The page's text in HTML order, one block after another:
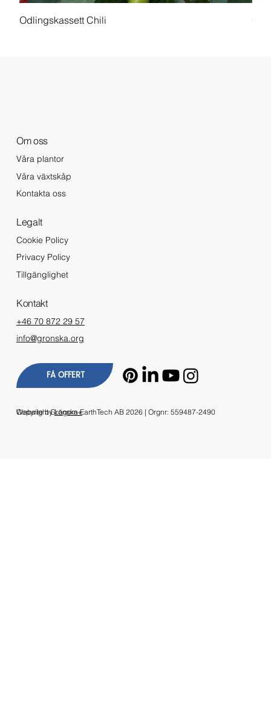
Odlingskassett Chili
Om oss
Våra plantor
Våra växtskåp
Kontakta oss
Legalt
Cookie Policy
Privacy Policy
Tillgänglighet
Kontakt
+46 70 872 29 57
info@gronska.org
FÅ OFFERT
Copyright Grönska EarthTech AB 2026 | Orgnr: 559487-2490
Website byLagom+